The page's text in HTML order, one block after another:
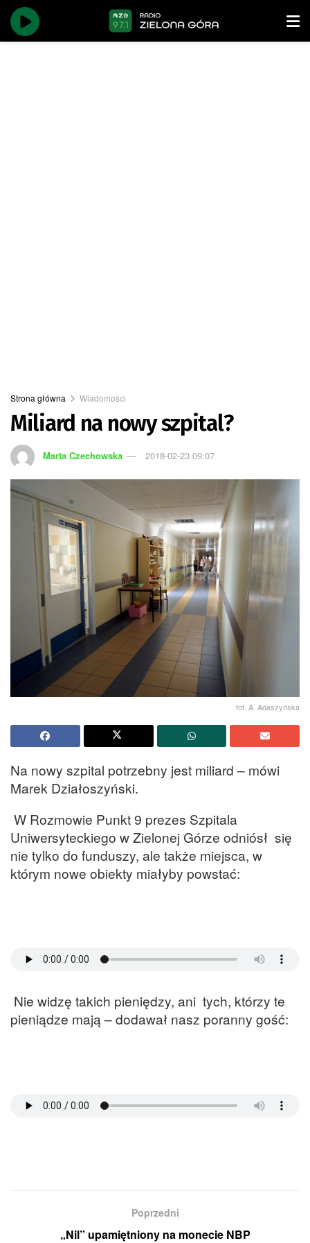
Strona główna Wiadomości
Miliard na nowy szpital?
Marta Czechowska 2018-02-23 09:07
fot. A. Adaszyńska
Na nowy szpital potrzebny jest miliard – mówi
Marek Działoszyński.
W Rozmowie Punkt 9 prezes Szpitala
Uniwersyteckiego w Zielonej Górze odniósł się
nie tylko do funduszy, ale także miejsca, w
którym nowe obiekty miałyby powstać:
Nie widzę takich pieniędzy, ani tych, którzy te
pieniądze mają – dodawał nasz poranny gość:
Poprzedni
„Nil” upamiętniony na monecie NBP